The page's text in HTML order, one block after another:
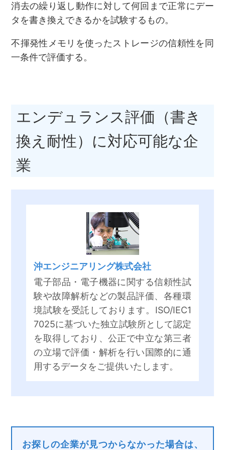
消去の繰り返し動作に対して何回まで正常にデー
タを書き換えできるかを試験するもの。
不揮発性メモリを使ったストレージの信頼性を同
一条件で評価する。
エンデュランス評価（書き
換え耐性）に対応可能な企
業
沖エンジニアリング株式会社
電子部品・電子機器に関する信頼性試
験や故障解析などの製品評価、各種環
境試験を受託しております。ISO/IEC1
7025に基づいた独立試験所として認定
を取得しており、公正で中立な第三者
の立場で評価・解析を行い国際的に通
用するデータをご提供いたします。
お探しの企業が見つからなかった場合は、